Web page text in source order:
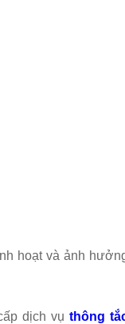
hoạt và ảnh
dịch vụ thông